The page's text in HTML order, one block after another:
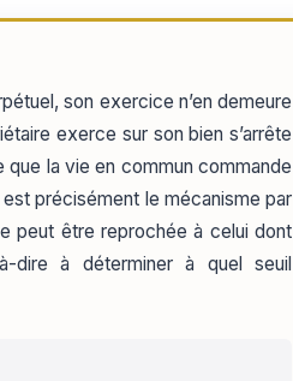
son exercice n’en demeure
exerce sur son bien s’arrête
que la vie en commun commande
précisément le mécanisme par
peut être reprochée à celui dont
dire à déterminer à quel seuil